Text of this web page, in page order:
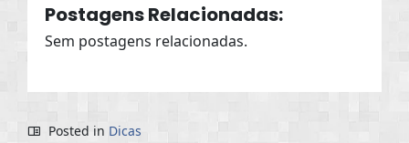
Postagens Relacionadas:
Sem postagens relacionadas.
Posted in Dicas